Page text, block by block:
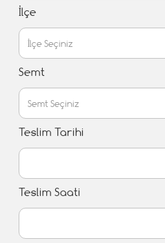
İlçe
Semt
Teslim Tarihi
Teslim Saati